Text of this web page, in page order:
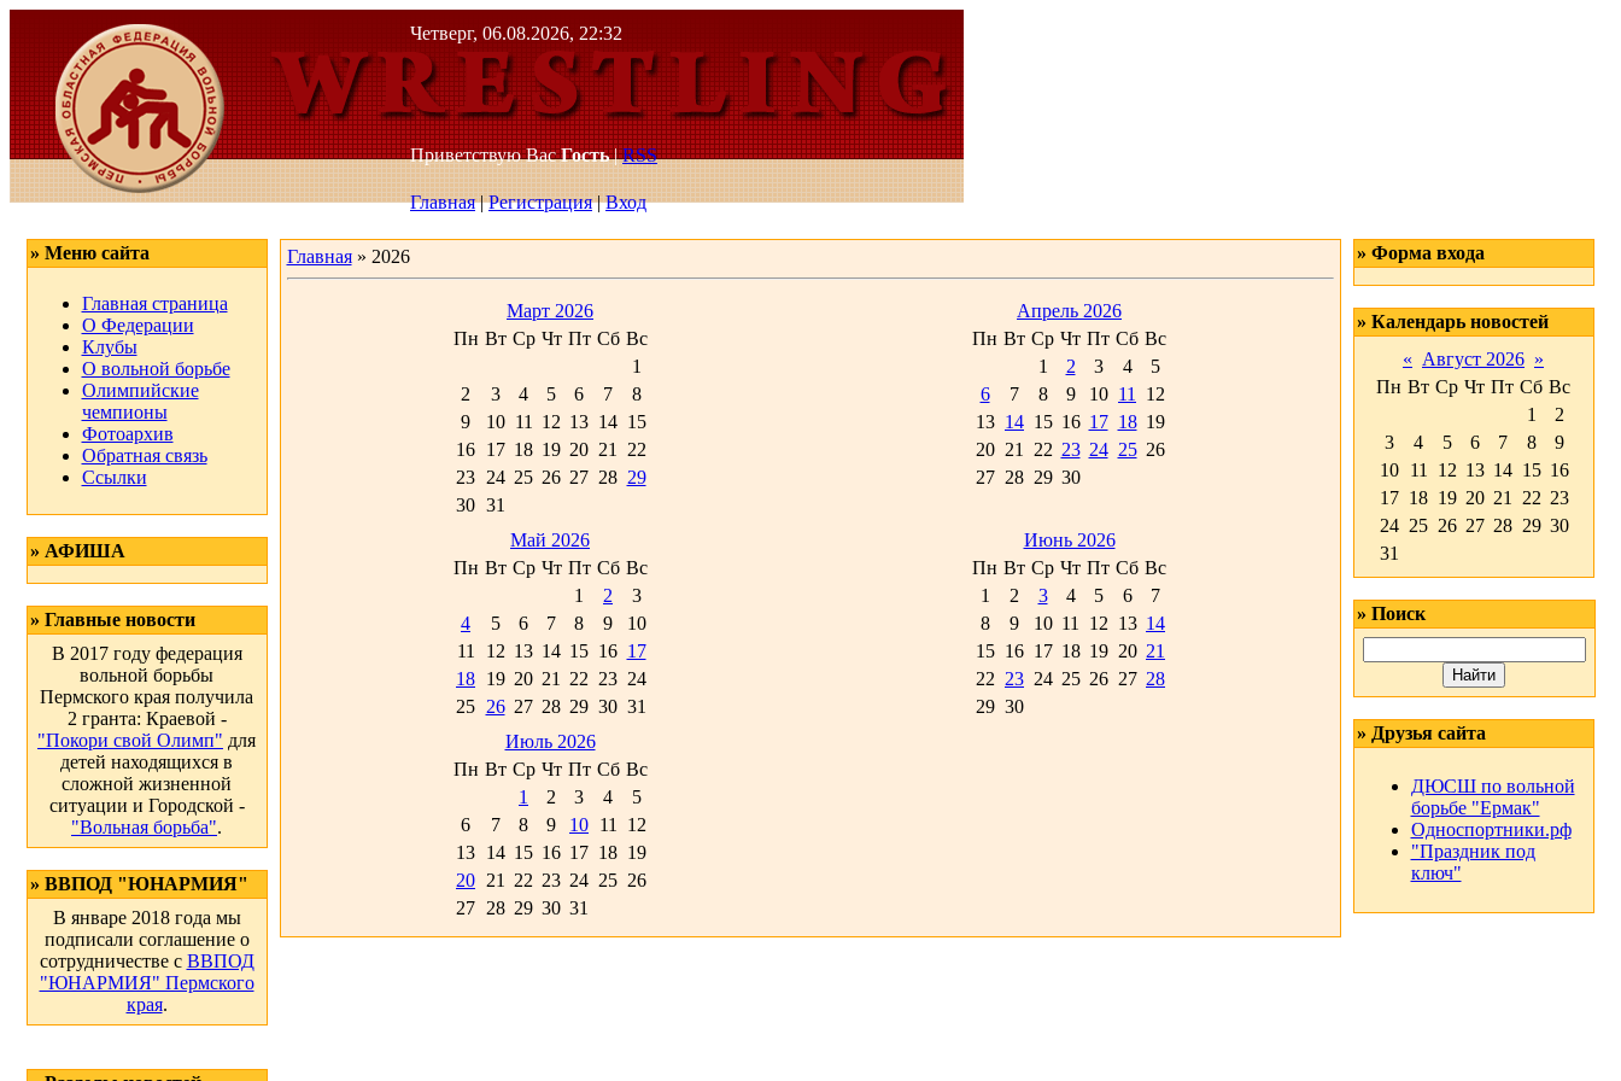
Четверг, 06.08.2026, 22:32
Приветствую ВасГость|RSS
Главная|Регистрация|Вход
» Меню сайта
Главная страница
О Федерации
Клубы
О вольной борьбе
Олимпийские
чемпионы
Фотоархив
Обратная связь
Ссылки
» АФИША
» Главные новости
В 2017 году федерация
вольной борьбы
Пермского края получила
2 гранта: Краевой -
"Покори свой Олимп" для
детей находящихся в
сложной жизненной
ситуации и Городской -
"Вольная борьба".
» ВВПОД "ЮНАРМИЯ"
В январе 2018 года мы
подписали соглашение о
сотрудничестве с ВВПОД
"ЮНАРМИЯ" Пермского
края.
Главная» 2026
Март 2026
Пн Вт Ср Чт Пт Сб Вс
1
2
3 4 5 6 7
8
9
10 11 12 13 14 15
16 17 18 19 20 21
22
23 24 25 26 27 28 29
30 31
Апрель 2026
Пн Вт Ср Чт Пт Сб Вс
1
2 3 4
5
6
7 8 9 10 11
12
13 14 15 16 17 18 19
20 21 22 23 24 25 26
27 28 29 30
Май 2026
Пн Вт Ср Чт Пт Сб Вс
1
2
3
4
5 6 7 8 9
10
11
12 13 14 15 16 17
18 19 20 21 22 23 24
25 26 27 28 29 30 31
Июнь 2026
Пн Вт Ср Чт Пт Сб Вс
1
2 3 4 5 6
7
8
9 10 11 12 13 14
15 16 17 18 19 20 21
22 23 24 25 26 27 28
29 30
Июль 2026
Пн Вт Ср Чт Пт Сб Вс
1
2 3 4
5
6
7 8 9 10 11
12
13 14 15 16 17 18 19
20 21 22 23 24 25 26
27 28 29 30 31
» Форма входа
» Календарь новостей
« Август 2026 »
Пн Вт Ср Чт Пт Сб Вс
1
2
3
4 5 6 7 8
9
10
11 12 13 14 15 16
17 18 19 20 21 22 23
24 25 26 27 28 29 30
31
» Поиск
» Друзья сайта
ДЮСШ по вольной
борьбе "Ермак"
Односпортники.рф
"Праздник под
ключ"